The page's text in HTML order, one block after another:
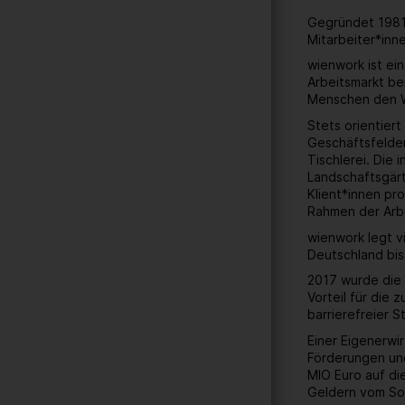
Gegründet
wienwork ist
Arbeitsmarkt
Menschen den
Stets orientiert
Tischlerei. Die
Klient*innen
Rahmen der
wienwork legt
Deutschland
2017 wurde
Vorteil für die
barrierefreier
Einer
Förderungen
MIO Euro auf
Geldern vom